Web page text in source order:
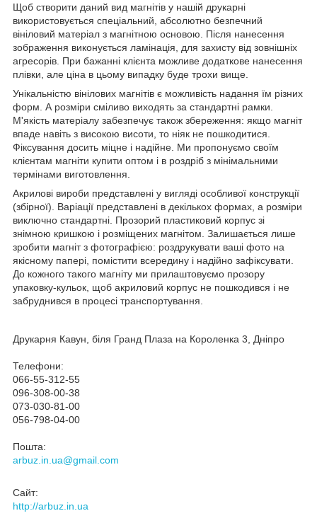
Щоб створити даний вид магнітів у нашій друкарні
використовується спеціальний, абсолютно безпечний
вініловий матеріал з магнітною основою. Після нанесення
зображення виконується ламінація, для захисту від зовнішніх
агресорів. При бажанні клієнта можливе додаткове нанесення
плівки, але ціна в цьому випадку буде трохи вище.
Унікальністю вінілових магнітів є можливість надання їм різних
форм. А розміри сміливо виходять за стандартні рамки.
М'якість матеріалу забезпечує також збереження: якщо магніт
впаде навіть з високою висоти, то ніяк не пошкодитися.
Фіксування досить міцне і надійне. Ми пропонуємо своїм
клієнтам магніти купити оптом і в роздріб з мінімальними
термінами виготовлення.
Акрилові вироби представлені у вигляді особливої конструкції
(збірної). Варіації представлені в декількох формах, а розміри
виключно стандартні. Прозорий пластиковий корпус зі
знімною кришкою і розміщених магнітом. Залишається лише
зробити магніт з фотографією: роздрукувати ваші фото на
якісному папері, помістити всередину і надійно зафіксувати.
До кожного такого магніту ми прилаштовуємо прозору
упаковку-кульок, щоб акриловий корпус не пошкодився і не
забруднився в процесі транспортування.
Друкарня Кавун, біля Гранд Плаза на Короленка 3, Дніпро
Телефони:
066-55-312-55
096-308-00-38
073-030-81-00
056-798-04-00
Пошта:
arbuz.in.ua@gmail.com
Сайт:
http://arbuz.in.ua